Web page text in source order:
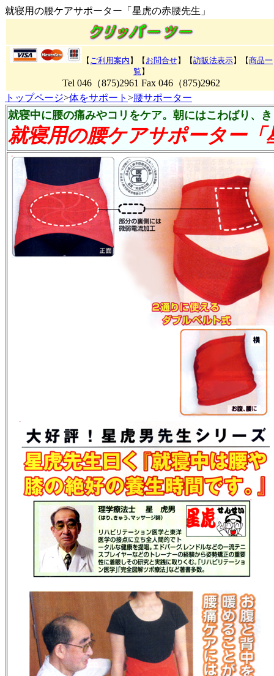
就寝用の腰ケアサポーター「星虎の赤腰先生」
【 ご利用案内 】【 お問合せ】【訪販法表示】 【商品一
覧 】
Tel 046（875)2961 Fax 046（875)2962
トップページ>体をサポート >腰サポーター
就寝中に腰の痛みやコリをケア。朝にはこわばり、
就寝用の腰ケアサポーター「